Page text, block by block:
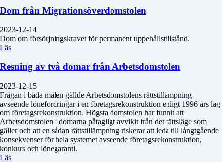
Dom från Migrationsöverdomstolen
2023-12-14
Dom om försörjningskravet för permanent uppehållstillstånd.
Läs
Resning av två domar från Arbetsdomstolen
2023-12-15
Frågan i båda målen gällde Arbetsdomstolens rättstillämpning
avseende lönefordringar i en företagsrekonstruktion enligt 1996 års lag
om företagsrekonstruktion. Högsta domstolen har funnit att
Arbetsdomstolen i domarna påtagligt avvikit från det rättsläge som
gäller och att en sådan rättstillämpning riskerar att leda till långtgående
konsekvenser för hela systemet avseende företagsrekonstruktion,
konkurs och lönegaranti.
Läs